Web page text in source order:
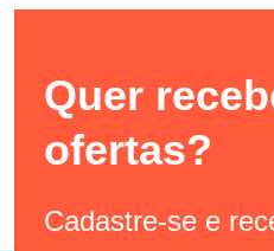
Quer
ofertas?
Cadastre-se e